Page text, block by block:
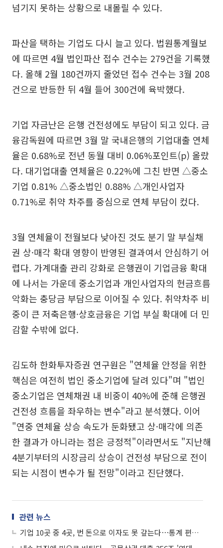
넘기지 못하는 상황으로 내몰릴 수 있다.
파산을 택하는 기업도 다시 늘고 있다. 법원통계월보
에 따르면 4월 법인파산 접수 건수는 279건을 기록했
다. 올해 2월 180건까지 줄었던 접수 건수는 3월 208
건으로 반등한 뒤 4월 들어 300건에 육박했다.
기업 자금난은 은행 건전성에도 부담이 되고 있다. 금
융감독원에 따르면 3월 말 국내은행의 기업대출 연체
율은 0.68%로 전년 동월 대비 0.06%포인트(p) 올랐
다. 대기업대출 연체율은 0.22%에 그친 반면 △중소
기업 0.81% △중소법인 0.88% △개인사업자
0.71%로 취약 차주를 중심으로 연체 부담이 컸다.
3월 연체율이 전월보다 낮아진 것도 분기 말 부실채
권 상·매각 확대 영향이 반영된 결과여서 안심하기 어
렵다. 가계대출 관리 강화로 은행권이 기업금융 확대
에 나서는 가운데 중소기업과 개인사업자의 현금흐름
악화는 충당금 부담으로 이어질 수 있다. 취약차주 비
중이 큰 저축은행·상호금융은 기업 부실 확대에 더 민
감할 수밖에 없다.
김도하 한화투자증권 연구원은 "연체율 안정을 위한
핵심은 여전히 법인 중소기업에 달려 있다"며 "법인
중소기업은 연체채권 내 비중이 40%에 준해 은행권
건전성 흐름을 좌우하는 변수"라고 분석했다. 이어
"연중 연체율 상승 속도가 둔화됐고 상·매각에 의존
한 결과가 아니라는 점은 긍정적"이라면서도 "지난해
4분기부터의 시장금리 상승이 건전성 부담으로 전이
되는 시점이 변수가 될 전망"이라고 진단했다.
관련 뉴스
기업 10곳 중 4곳, 번 돈으로 이자도 못 갚는다⋯통계 편제 이후 최대